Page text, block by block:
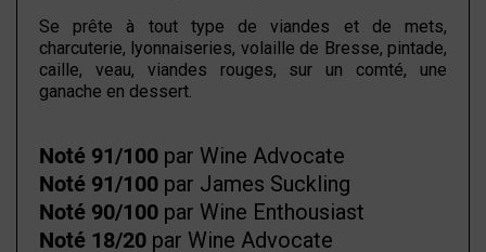
Se prête à tout type de viandes et de mets,
charcuterie, lyonnaiseries, volaille de Bresse, pintade,
caille, veau, viandes rouges, sur un comté, une
ganache en dessert.
Noté 91/100 par Wine Advocate
Noté 91/100 par James Suckling
Noté 90/100 par Wine Enthousiast
Noté 18/20 par Wine Advocate